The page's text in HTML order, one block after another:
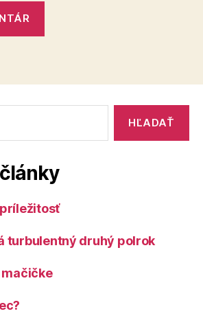
turbulentný druhý polrok